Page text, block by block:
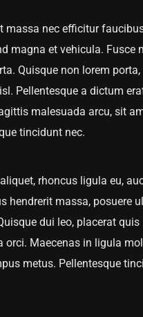
massa nec efficitur
magna et vehicula. Fusce
Quisque non lorem
Pellentesque a dictum
malesuada arcu, sit
tincidunt nec.
rhoncus ligula eu,
hendrerit massa, posuere
dui leo, placerat quis
orci. Maecenas in ligula
metus. Pellentesque